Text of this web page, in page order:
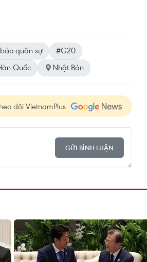
quân sự
#G20
Quốc Nhật Bản
dõi VietnamPlus
GỬI BÌNH LUẬN